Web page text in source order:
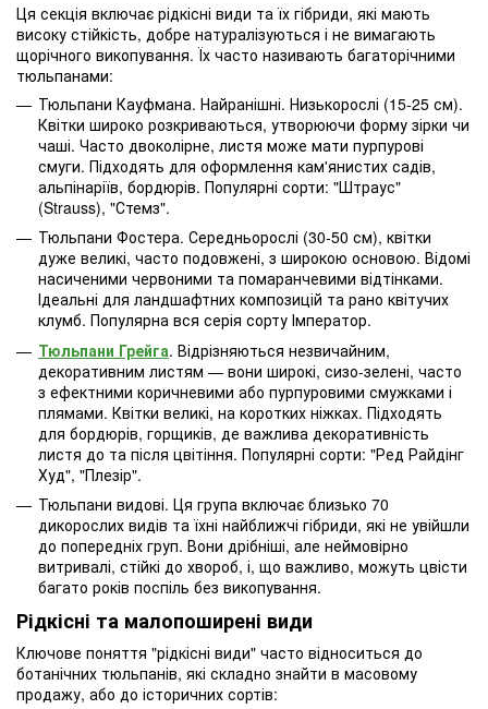
Ця секція включає рідкісні види та їх гібриди, які мають
високу стійкість, добре натуралізуються і не вимагають
щорічного викопування. Їх часто називають багаторічними
тюльпанами:
Тюльпани Кауфмана. Найранішні. Низькорослі (15-25 см).
Квітки широко розкриваються, утворюючи форму зірки чи
чаші. Часто двоколірне, листя може мати пурпурові
смуги. Підходять для оформлення кам'янистих садів,
альпінаріїв, бордюрів. Популярні сорти: "Штраус"
(Strauss), "Стемз".
Тюльпани Фостера. Середньорослі (30-50 см), квітки
дуже великі, часто подовжені, з широкою основою. Відомі
насиченими червоними та помаранчевими відтінками.
Ідеальні для ландшафтних композицій та рано квітучих
клумб. Популярна вся серія сорту Імператор.
Тюльпани Грейга. Відрізняються незвичайним,
декоративним листям — вони широкі, сизо-зелені, часто
з ефектними коричневими або пурпуровими смужками і
плямами. Квітки великі, на коротких ніжках. Підходять
для бордюрів, горщиків, де важлива декоративність
листя до та після цвітіння. Популярні сорти: "Ред Райдінг
Худ", "Плезір".
Тюльпани видові. Ця група включає близько 70
дикорослих видів та їхні найближчі гібриди, які не увійшли
до попередніх груп. Вони дрібніші, але неймовірно
витривалі, стійкі до хвороб, і, що важливо, можуть цвісти
багато років поспіль без викопування.
Рідкісні та малопоширені види
Ключове поняття "рідкісні види" часто відноситься до
ботанічних тюльпанів, які складно знайти в масовому
продажу, або до історичних сортів: